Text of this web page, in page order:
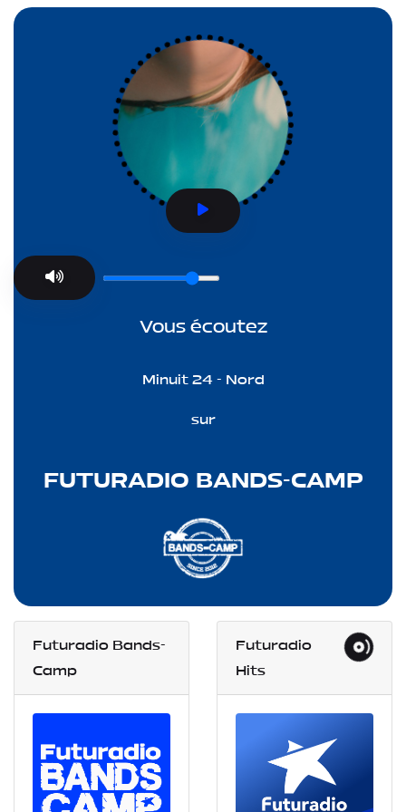
Vous écoutez
Minuit 24 - Nord
sur
FUTURADIO BANDS-CAMP
Futuradio Bands-
Camp
Futuradio
Hits